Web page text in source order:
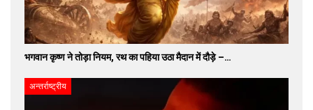
भगवान कृष्ण ने तोड़ा नियम, रथ का पहिया उठा मैदान में दौड़े –…
अन्तर्राष्ट्रीय